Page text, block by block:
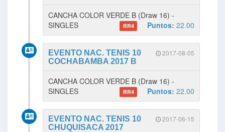
CANCHA COLOR VERDE B (Draw 16) -
SINGLES
RR4 Puntos: 22.00
2017-08-05
EVENTO NAC. TENIS 10
COCHABAMBA 2017 B
CANCHA COLOR VERDE B (Draw 16) -
SINGLES
RR4 Puntos: 22.00
2017-06-15
EVENTO NAC. TENIS 10
CHUQUISACA 2017